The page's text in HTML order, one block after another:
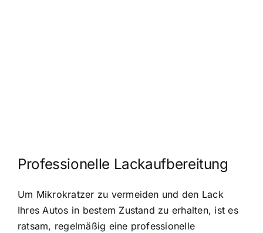
Professionelle Lackaufbereitung
Um Mikrokratzer zu vermeiden und den Lack
Ihres Autos in bestem Zustand zu erhalten, ist es
ratsam, regelmäßig eine professionelle